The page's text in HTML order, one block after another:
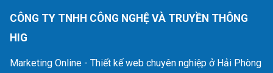
CÔNG TY TNHH CÔNG NGHỆ VÀ TRUYỀN THÔNG
HIG
Marketing Online - Thiết kế web chuyên nghiệp ở Hải Phòng